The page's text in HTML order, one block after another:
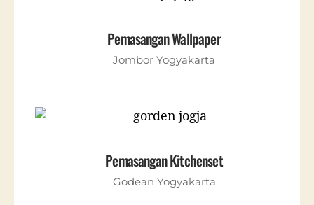
Pemasangan Wallpaper
Jombor Yogyakarta
Pemasangan Kitchenset
Godean Yogyakarta